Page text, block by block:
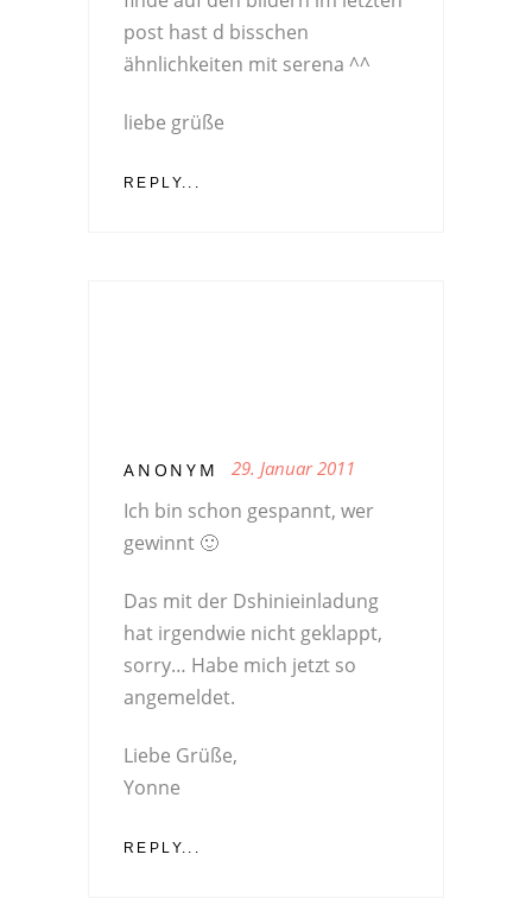
post hast d bisschen
ähnlichkeiten mit serena ^^
liebe grüße
REPLY...
ANONYM 29. Januar 2011
Ich bin schon gespannt, wer
gewinnt 🙂
Das mit der Dshinieinladung
hat irgendwie nicht geklappt,
sorry… Habe mich jetzt so
angemeldet.
Liebe Grüße,
Yonne
REPLY...